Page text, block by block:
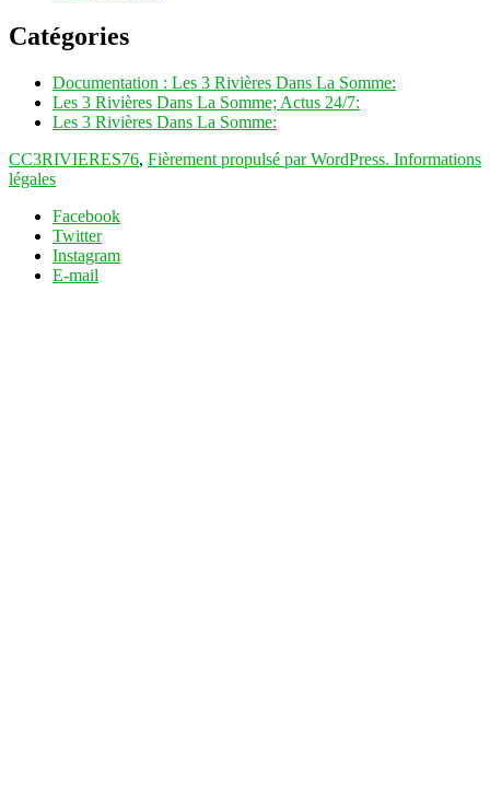
Catégories
Documentation : Les 3 Rivières Dans La Somme:
Les 3 Rivières Dans La Somme; Actus 24/7:
Les 3 Rivières Dans La Somme:
CC3RIVIERES76, Fièrement propulsé par WordPress. Informations
légales
Facebook
Twitter
Instagram
E-mail